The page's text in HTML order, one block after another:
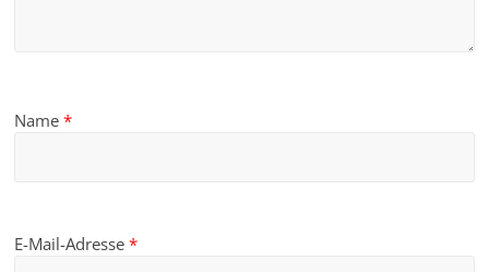
Name*
E-Mail-Adresse*